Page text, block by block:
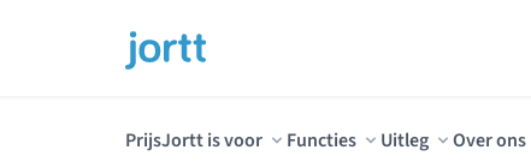
PrijsJortt is voor Functies Uitleg Over ons